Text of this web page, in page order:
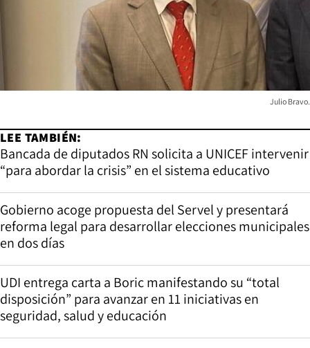
Julio Bravo.
LEE TAMBIÉN:
Bancada de diputados RN solicita a UNICEF intervenir
“para abordar la crisis” en el sistema educativo
Gobierno acoge propuesta del Servel y presentará
reforma legal para desarrollar elecciones municipales
en dos días
UDI entrega carta a Boric manifestando su “total
disposición” para avanzar en 11 iniciativas en
seguridad, salud y educación